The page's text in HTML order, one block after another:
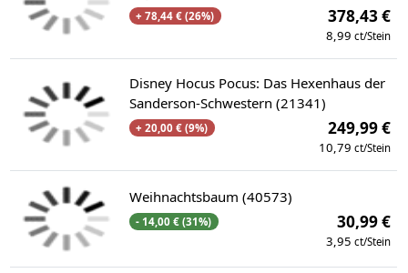
+ 78,44 € (26%) 378,43 €
8,99 ct/Stein
Disney Hocus Pocus: Das Hexenhaus der
Sanderson-Schwestern (21341)
+ 20,00 € (9%) 249,99 €
10,79 ct/Stein
Weihnachtsbaum (40573)
- 14,00 € (31%) 30,99 €
3,95 ct/Stein